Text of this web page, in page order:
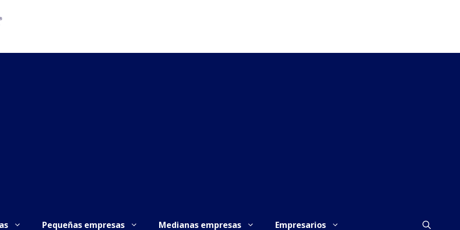
Pequeñas empresas Medianas empresas Empresarios